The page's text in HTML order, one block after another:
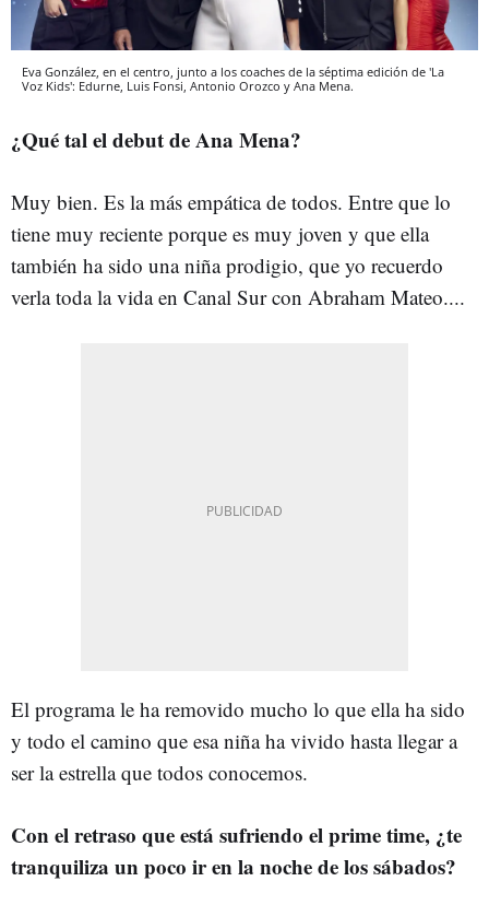
Eva González, en el centro, junto a los coaches de la séptima edición de 'La
Voz Kids': Edurne, Luis Fonsi, Antonio Orozco y Ana Mena.
¿Qué tal el debut de Ana Mena?
Muy bien. Es la más empática de todos. Entre que lo
tiene muy reciente porque es muy joven y que ella
también ha sido una niña prodigio, que yo recuerdo
verla toda la vida en Canal Sur con Abraham Mateo....
El programa le ha removido mucho lo que ella ha sido
y todo el camino que esa niña ha vivido hasta llegar a
ser la estrella que todos conocemos.
Con el retraso que está sufriendo el prime time, ¿te
tranquiliza un poco ir en la noche de los sábados?